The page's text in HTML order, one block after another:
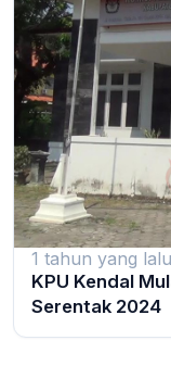
1 tahun yang lalu
KPU Kendal
Serentak 2024